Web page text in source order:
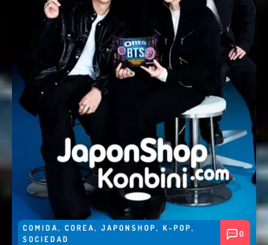
COMIDA, COREA, JAPONSHOP, K-POP,
SOCIEDAD
0